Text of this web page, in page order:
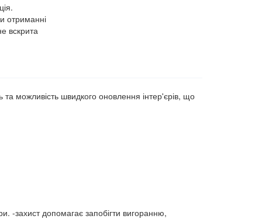
отриманні
вскрита
та можливість швидкого оновлення інтер'єрів, що
-захист допомагає запобігти вигоранню,